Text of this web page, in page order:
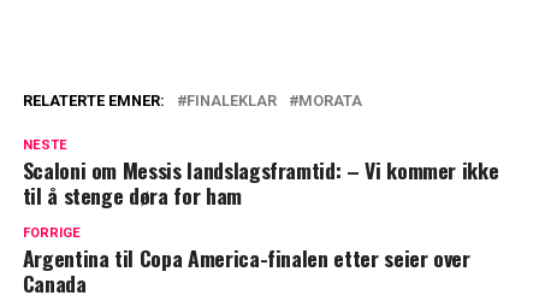
RELATERTE EMNER: FINALEKLAR MORATA
NESTE
Scaloni om Messis landslagsframtid: – Vi kommer ikke
til å stenge døra for ham
FORRIGE
Argentina til Copa America-finalen etter seier over
Canada